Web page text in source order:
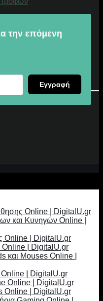
την επόμενη
Εγγραφή
Online | DigitalU.gr
και Κυνηγών Online |
Online | DigitalU.gr
Online | DigitalU.gr
και Mouses Online |
Online | DigitalU.gr
Online | DigitalU.gr
Online | DigitalU.gr